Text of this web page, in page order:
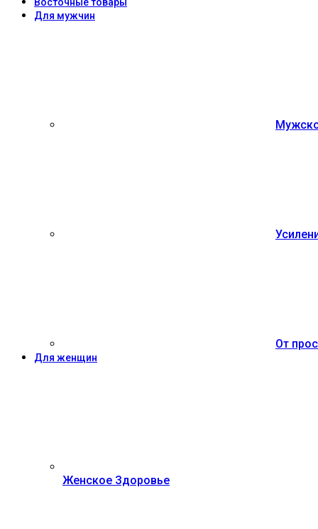
Для мужчин
От
Для женщин
Женское Здоровье